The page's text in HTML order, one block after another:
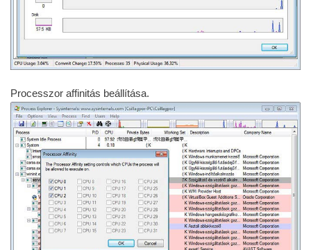
Processzor affinitás beállítása.